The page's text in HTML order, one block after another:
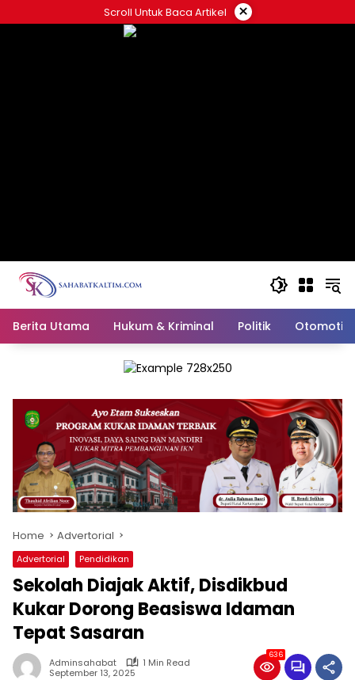
to
Scroll Untuk Baca Artikel ×
Berita Utama Hukum & Kriminal Politik Otomotif
Home Advertorial
Advertorial Pendidikan
Sekolah Diajak Aktif, Disdikbud
Kukar Dorong Beasiswa Idaman
Tepat Sasaran
Adminsahabat
1 Min Read
September 13, 2025
636